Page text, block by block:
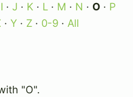
I · J · K · L · M · N · O · P
· Y · Z · 0-9 · All
"O".